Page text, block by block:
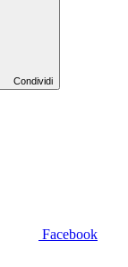
Condividi
Facebook